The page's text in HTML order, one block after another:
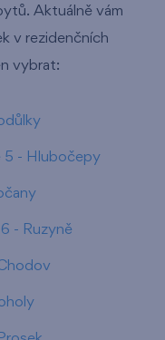
Aktuálně vám
v rezidenčních
vybrat:
5 - Hlubočepy
- Ruzyně